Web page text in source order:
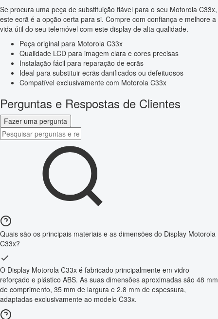
Se procura uma peça de substituição fiável para o seu Motorola C33x,
este ecrã é a opção certa para si. Compre com confiança e melhore a
vida útil do seu telemóvel com este display de alta qualidade.
Peça original para Motorola C33x
Qualidade LCD para imagem clara e cores precisas
Instalação fácil para reparação de ecrãs
Ideal para substituir ecrãs danificados ou defeituosos
Compatível exclusivamente com Motorola C33x
Perguntas e Respostas de Clientes
Fazer uma pergunta
Quais são os principais materiais e as dimensões do Display Motorola
C33x?
O Display Motorola C33x é fabricado principalmente em vidro
reforçado e plástico ABS. As suas dimensões aproximadas são 48 mm
de comprimento, 35 mm de largura e 2.8 mm de espessura,
adaptadas exclusivamente ao modelo C33x.